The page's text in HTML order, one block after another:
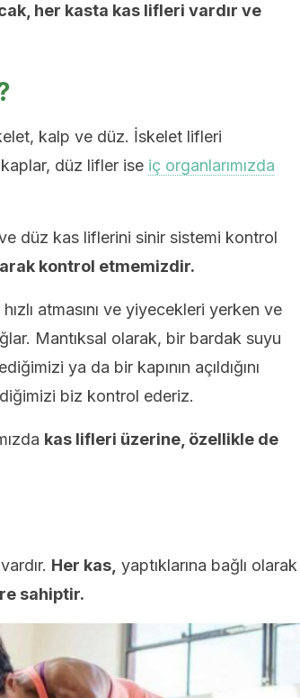
her kasta kas lifleri vardır ve
kalp ve düz. İskelet lifleri
düz lifler ise iç organlarımızda
düz kas liflerini sinir sistemi kontrol
kontrol etmemizdir.
atmasını ve yiyecekleri yerken ve
Mantıksal olarak, bir bardak suyu
ya da bir kapının açıldığını
biz kontrol ederiz.
kas lifleri üzerine, özellikle de
Her kas, yaptıklarına bağlı olarak
sahiptir.